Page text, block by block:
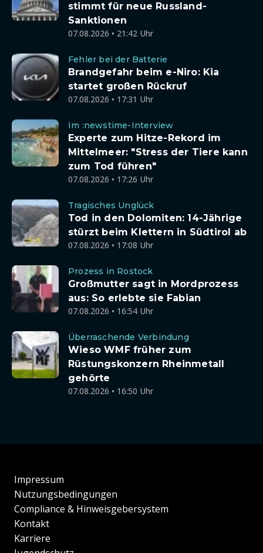
stimmt für neue Russland-
Sanktionen
07.08.2026 • 21:42 Uhr
Fehler bei der Batterie
Brandgefahr beim e-Niro: Kia
startet großen Rückruf
07.08.2026 • 17:31 Uhr
Im :newstime-Interview
Experte zum Hitze-Rekord im
Mittelmeer: "Stress der Tiere kann
zum Tod führen"
07.08.2026 • 17:26 Uhr
Tragisches Unglück
Tod in den Dolomiten: 14-Jährige
stürzt beim Klettern in Südtirol ab
07.08.2026 • 17:08 Uhr
Prozess in Rostock
Großmutter sagt in Mordprozess
aus: So erlebte sie Fabian
07.08.2026 • 16:54 Uhr
Überraschende Verbindung
Wieso WMF früher zum
Rüstungskonzern Rheinmetall
gehörte
07.08.2026 • 16:50 Uhr
Impressum
Nutzungsbedingungen
Compliance & Hinweisgebersystem
Kontakt
Karriere